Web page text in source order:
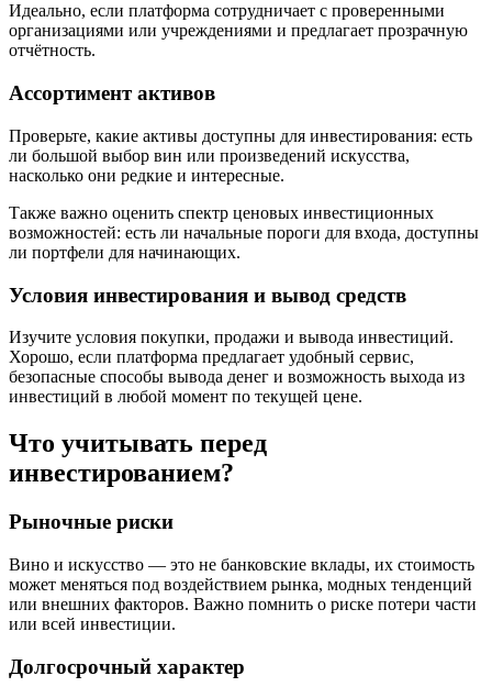
Идеально, если платформа сотрудничает с проверенными
организациями или учреждениями и предлагает прозрачную
отчётность.
Ассортимент активов
Проверьте, какие активы доступны для инвестирования: есть
ли большой выбор вин или произведений искусства,
насколько они редкие и интересные.
Также важно оценить спектр ценовых инвестиционных
возможностей: есть ли начальные пороги для входа, доступны
ли портфели для начинающих.
Условия инвестирования и вывод средств
Изучите условия покупки, продажи и вывода инвестиций.
Хорошо, если платформа предлагает удобный сервис,
безопасные способы вывода денег и возможность выхода из
инвестиций в любой момент по текущей цене.
Что учитывать перед
инвестированием?
Рыночные риски
Вино и искусство — это не банковские вклады, их стоимость
может меняться под воздействием рынка, модных тенденций
или внешних факторов. Важно помнить о риске потери части
или всей инвестиции.
Долгосрочный характер